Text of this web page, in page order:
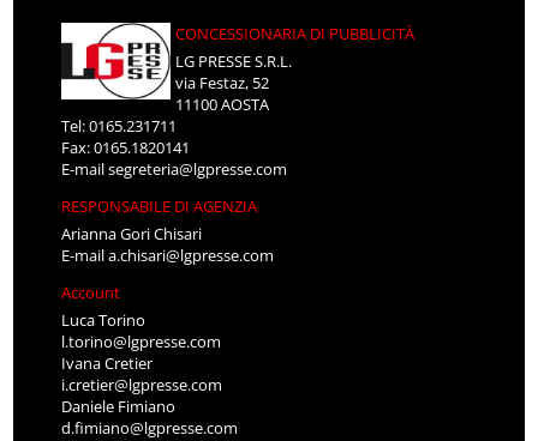
CONCESSIONARIA DI PUBBLICITÀ
LG PRESSE S.R.L.
via Festaz, 52
11100 AOSTA
Tel: 0165.231711
Fax: 0165.1820141
E-mailsegreteria@lgpresse.com
RESPONSABILE DI AGENZIA
Arianna Gori Chisari
E-maila.chisari@lgpresse.com
Account
Luca Torino
l.torino@lgpresse.com
Ivana Cretier
i.cretier@lgpresse.com
Daniele Fimiano
d.fimiano@lgpresse.com